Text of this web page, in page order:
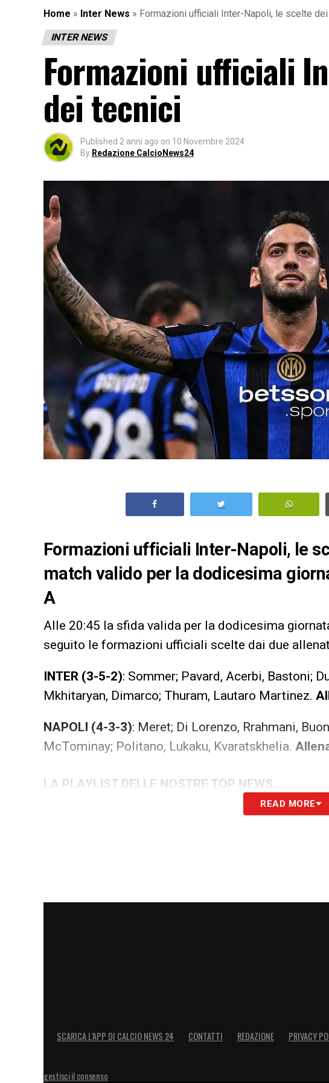
Home » Inter News » Formazioni ufficiali Inter-Napoli, le scelte
INTER NEWS
Formazioni ufficiali
dei tecnici
Published 2 anni ago on 10 Novembre 2024
By Redazione CalcioNews24
Formazioni ufficiali Inter-Napoli, le
match valido per la dodicesima
A
Alle 20:45 la sfida valida per la dodicesima
seguito le formazioni ufficiali scelte dai due
INTER (3-5-2): Sommer; Pavard, Acerbi, Bastoni;
Mkhitaryan, Dimarco; Thuram, Lautaro Martinez.
NAPOLI (4-3-3): Meret; Di Lorenzo, Rrahmani,
McTominay; Politano, Lukaku, Kvaratskhelia.
LA PLAYLIST DELLE NOSTRE TOP NEWS
READ MORE
SCARICA L’APP DI CALCIO NEWS 24 CONTATTI REDAZIONE PRIVACY
gestisci il consenso